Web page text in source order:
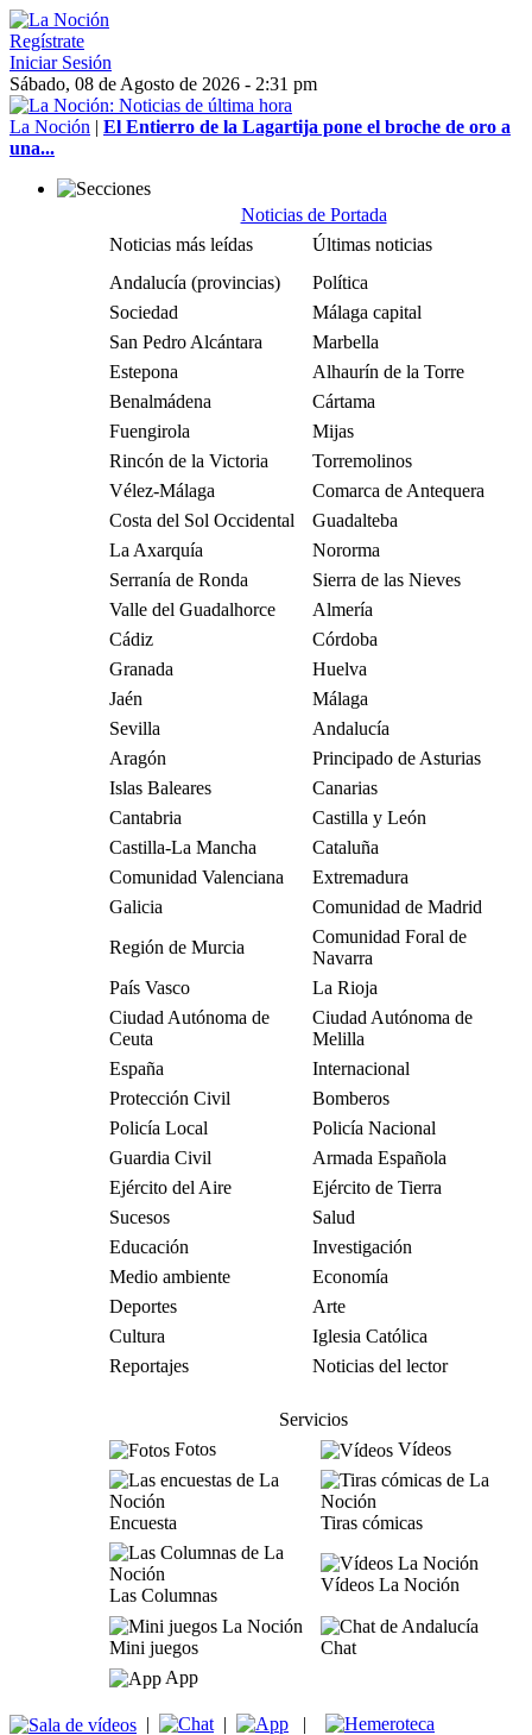
Regístrate
Iniciar Sesión
Sábado, 08 de Agosto de 2026 - 2:31 pm
La Noción | El Entierro de la Lagartija pone el broche de oro a
una...
Noticias de Portada
Noticias más leídas
Últimas noticias
Andalucía (provincias)
Política
Sociedad
Málaga capital
San Pedro Alcántara
Marbella
Estepona
Alhaurín de la Torre
Benalmádena
Cártama
Fuengirola
Mijas
Rincón de la Victoria
Torremolinos
Vélez-Málaga
Comarca de Antequera
Costa del Sol Occidental
Guadalteba
La Axarquía
Nororma
Serranía de Ronda
Sierra de las Nieves
Valle del Guadalhorce
Almería
Cádiz
Córdoba
Granada
Huelva
Jaén
Málaga
Sevilla
Andalucía
Aragón
Principado de Asturias
Islas Baleares
Canarias
Cantabria
Castilla y León
Castilla-La Mancha
Cataluña
Comunidad Valenciana
Extremadura
Galicia
Comunidad de Madrid
Región de Murcia
Comunidad Foral de
Navarra
País Vasco
La Rioja
Ciudad Autónoma de
Ceuta
Ciudad Autónoma de
Melilla
España
Internacional
Protección Civil
Bomberos
Policía Local
Policía Nacional
Guardia Civil
Armada Española
Ejército del Aire
Ejército de Tierra
Sucesos
Salud
Educación
Investigación
Medio ambiente
Economía
Deportes
Arte
Cultura
Iglesia Católica
Reportajes
Noticias del lector
Servicios
Fotos
Vídeos
Encuesta Tiras cómicas
Las Columnas
Vídeos La Noción
Mini juegos
Chat
App
| | |